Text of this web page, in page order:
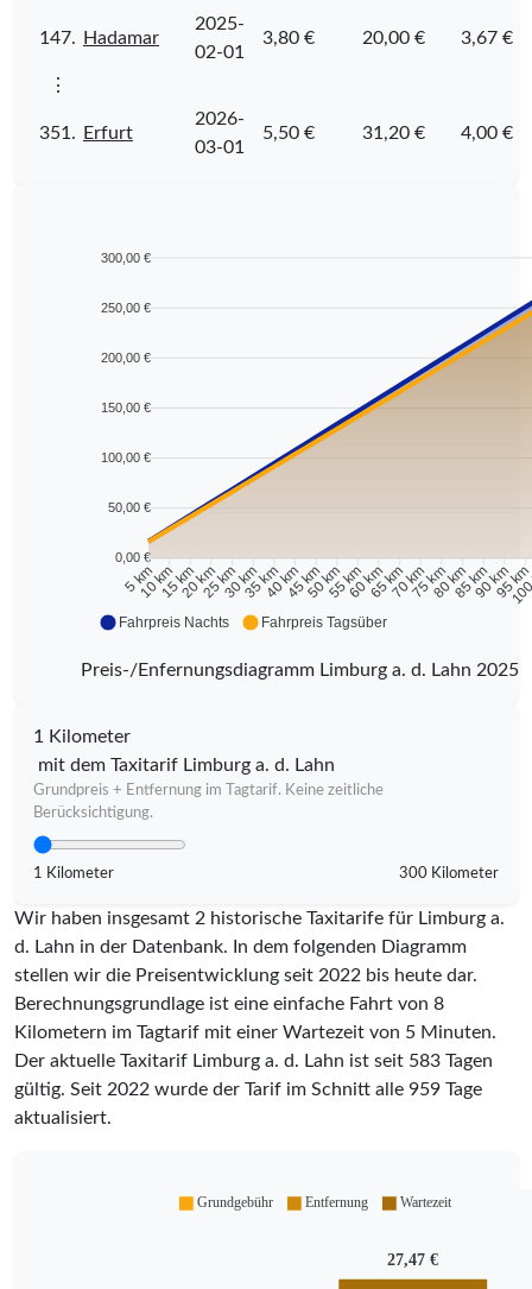
147. Hadamar
2025-
02-01
3,80 € 20,00 € 3,67 €
⋮
351. Erfurt
2026-
03-01
5,50 € 31,20 € 4,00 €
300,00 €
250,00 €
200,00 €
150,00 €
100,00 €
50,00 €
0,00 €
5 km
10 km15 km20 km25 km30 km35 km40 km45 km50 km55 km60 km65 km70 km75 km80 km85 km90 km95 km
Fahrpreis Nachts Fahrpreis Tagsüber
Preis-/Enfernungsdiagramm Limburg a. d. Lahn 2025
1 Kilometer
mit dem Taxitarif Limburg a. d. Lahn
Grundpreis + Entfernung im Tagtarif. Keine zeitliche
Berücksichtigung.
1 Kilometer 300 Kilometer
Wir haben insgesamt 2 historische Taxitarife für Limburg a.
d. Lahn in der Datenbank. In dem folgenden Diagramm
stellen wir die Preisentwicklung seit 2022 bis heute dar.
Berechnungsgrundlage ist eine einfache Fahrt von 8
Kilometern im Tagtarif mit einer Wartezeit von 5 Minuten.
Der aktuelle Taxitarif Limburg a. d. Lahn ist seit 583 Tagen
gültig. Seit 2022 wurde der Tarif im Schnitt alle 959 Tage
aktualisiert.
27,47 €
Grundgebühr Entfernung Wartezeit